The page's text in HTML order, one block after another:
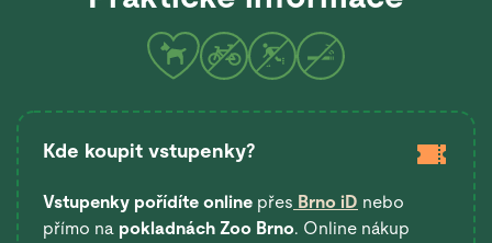
Kde koupit vstupenky?
Vstupenky pořídíte online přes Brno iD nebo
přímo na pokladnách Zoo Brno. Online nákup